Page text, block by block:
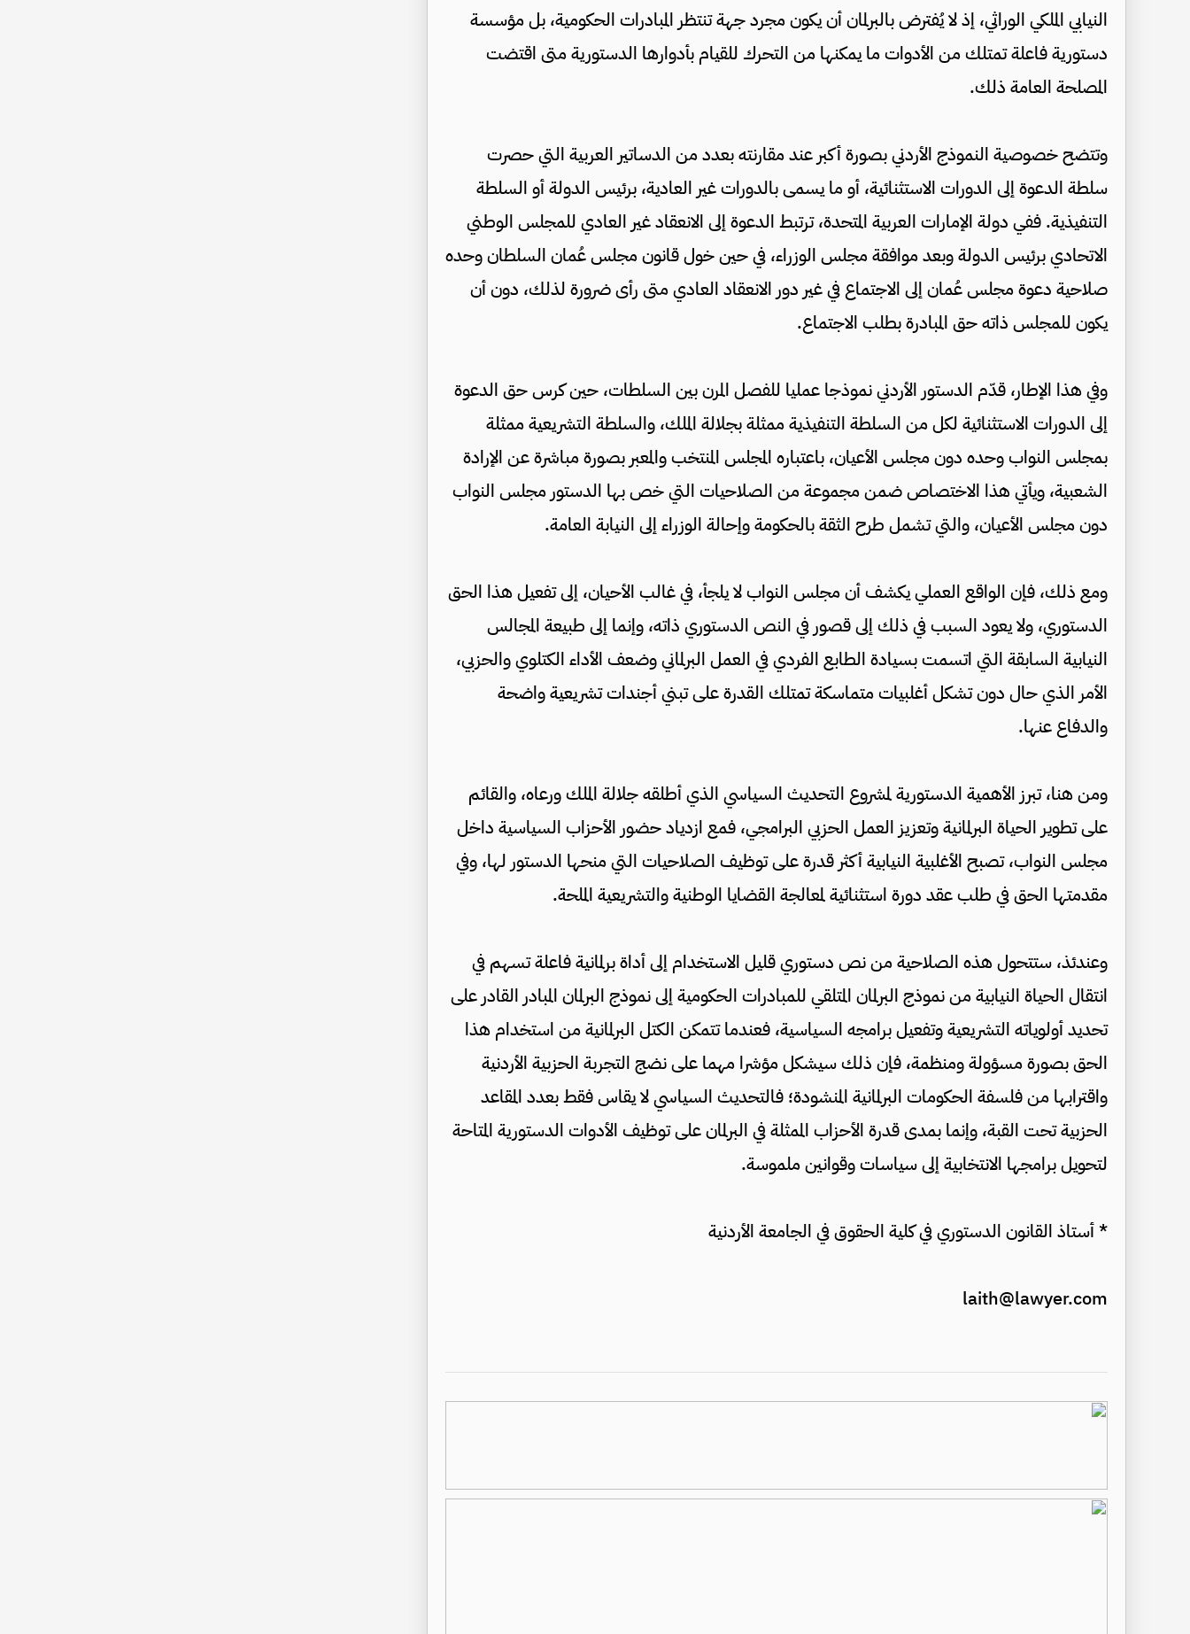
النيابي الملكي الوراثي، إذ لا يُفترض بالبرلمان أن يكون مجرد جهة تنتظر المبادرات الحكومية، بل مؤسسة
دستورية فاعلة تمتلك من الأدوات ما يمكنها من التحرك للقيام بأدوارها الدستورية متى اقتضت
المصلحة العامة ذلك.
وتتضح خصوصية النموذج الأردني بصورة أكبر عند مقارنته بعدد من الدساتير العربية التي حصرت
سلطة الدعوة إلى الدورات الاستثنائية، أو ما يسمى بالدورات غير العادية، برئيس الدولة أو السلطة
التنفيذية. ففي دولة الإمارات العربية المتحدة، ترتبط الدعوة إلى الانعقاد غير العادي للمجلس الوطني
الاتحادي برئيس الدولة وبعد موافقة مجلس الوزراء، في حين خول قانون مجلس عُمان السلطان وحده
صلاحية دعوة مجلس عُمان إلى الاجتماع في غير دور الانعقاد العادي متى رأى ضرورة لذلك، دون أن
يكون للمجلس ذاته حق المبادرة بطلب الاجتماع.
وفي هذا الإطار، قدّم الدستور الأردني نموذجا عمليا للفصل المرن بين السلطات، حين كرس حق الدعوة
إلى الدورات الاستثنائية لكل من السلطة التنفيذية ممثلة بجلالة الملك، والسلطة التشريعية ممثلة
بمجلس النواب وحده دون مجلس الأعيان، باعتباره المجلس المنتخب والمعبر بصورة مباشرة عن الإرادة
الشعبية، ويأتي هذا الاختصاص ضمن مجموعة من الصلاحيات التي خص بها الدستور مجلس النواب
دون مجلس الأعيان، والتي تشمل طرح الثقة بالحكومة وإحالة الوزراء إلى النيابة العامة.
ومع ذلك، فإن الواقع العملي يكشف أن مجلس النواب لا يلجأ، في غالب الأحيان، إلى تفعيل هذا الحق
الدستوري، ولا يعود السبب في ذلك إلى قصور في النص الدستوري ذاته، وإنما إلى طبيعة المجالس
النيابية السابقة التي اتسمت بسيادة الطابع الفردي في العمل البرلماني وضعف الأداء الكتلوي والحزبي،
الأمر الذي حال دون تشكل أغلبيات متماسكة تمتلك القدرة على تبني أجندات تشريعية واضحة
والدفاع عنها.
ومن هنا، تبرز الأهمية الدستورية لمشروع التحديث السياسي الذي أطلقه جلالة الملك ورعاه، والقائم
على تطوير الحياة البرلمانية وتعزيز العمل الحزبي البرامجي، فمع ازدياد حضور الأحزاب السياسية داخل
مجلس النواب، تصبح الأغلبية النيابية أكثر قدرة على توظيف الصلاحيات التي منحها الدستور لها، وفي
مقدمتها الحق في طلب عقد دورة استثنائية لمعالجة القضايا الوطنية والتشريعية الملحة.
وعندئذ، ستتحول هذه الصلاحية من نص دستوري قليل الاستخدام إلى أداة برلمانية فاعلة تسهم في
انتقال الحياة النيابية من نموذج البرلمان المتلقي للمبادرات الحكومية إلى نموذج البرلمان المبادر القادر على
تحديد أولوياته التشريعية وتفعيل برامجه السياسية، فعندما تتمكن الكتل البرلمانية من استخدام هذا
الحق بصورة مسؤولة ومنظمة، فإن ذلك سيشكل مؤشرا مهما على نضج التجربة الحزبية الأردنية
واقترابها من فلسفة الحكومات البرلمانية المنشودة؛ فالتحديث السياسي لا يقاس فقط بعدد المقاعد
الحزبية تحت القبة، وإنما بمدى قدرة الأحزاب الممثلة في البرلمان على توظيف الأدوات الدستورية المتاحة
لتحويل برامجها الانتخابية إلى سياسات وقوانين ملموسة.
* أستاذ القانون الدستوري في كلية الحقوق في الجامعة الأردنية
laith@lawyer.com